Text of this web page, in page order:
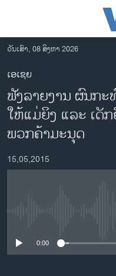
ເຂົ້າ
ຫາ
ຂ້າມ
ຂ້າມ
ຂ້າມ
ຫາ
ຊອກ
ຄົ້ນ
ລາວ
ອາເມຣິກາ
ການເລືອກຕັ້ງ ປະທານາທີບໍດີ
ໂລກ
ຊຸມຊົນຊາວລາວ
ວັນເສົາ, 08 ສິງຫາ 2026
ເອເຊຍ
ຟັງລາຍງານ ຜົນກ
ໃຫ້ແມ່ຍິງ ແລະ ເດັ
ພວກຄ້າມະນຸດ
15,05,2015
0:00